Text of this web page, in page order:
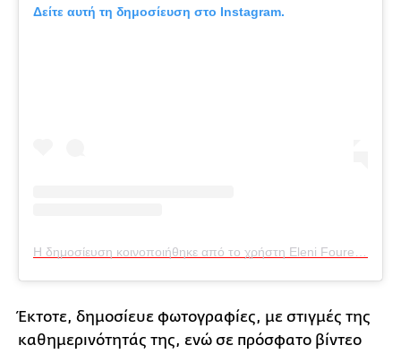
Δείτε αυτή τη δημοσίευση στο Instagram.
Έκτοτε, δημοσίευε φωτογραφίες, με στιγμές της
καθημερινότητάς της, ενώ σε πρόσφατο βίντεο